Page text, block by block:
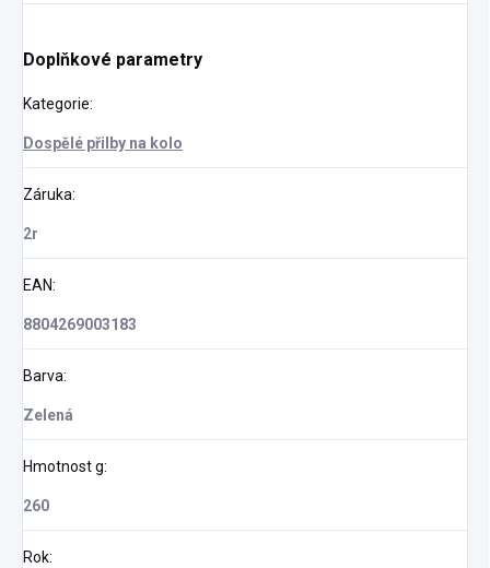
Doplňkové parametry
Kategorie:
Dospělé přilby na kolo
Záruka:
2r
EAN:
8804269003183
Barva:
Zelená
Hmotnost g:
260
Rok: